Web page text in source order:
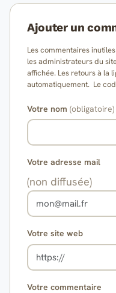
Ajouter un
Les commentaires
les administrateurs du
affichée. Les retours à la
automatiquement. Le
Votre nom (obligatoire)
Votre adresse mail
(non diffusée)
Votre site web
Votre commentaire